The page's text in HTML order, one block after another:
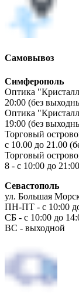
Самовывоз
Симферополь
Оптика
20:00 (без
Оптика
19:00 (без
Торговый
с 10.00 до 21.00
Торговый
8 - с 10:00 до
Севастополь
ул. Большая
ПН-ПТ - с 10:00
СБ - с 10:00 до
ВС - выходной